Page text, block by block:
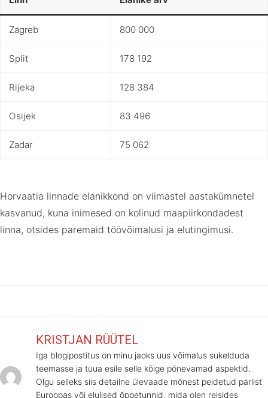
Zagreb 800 000
Split 178 192
Rijeka 128 384
Osijek 83 496
Zadar 75 062
Horvaatia linnade elanikkond on viimastel aastakümnetel
kasvanud, kuna inimesed on kolinud maapiirkondadest
linna, otsides paremaid töövõimalusi ja elutingimusi.
KRISTJAN RÜÜTEL
Iga blogipostitus on minu jaoks uus võimalus sukelduda
teemasse ja tuua esile selle kõige põnevamad aspektid.
Olgu selleks siis detailne ülevaade mõnest peidetud pärlist
Euroopas või elulised õppetunnid, mida olen reisides